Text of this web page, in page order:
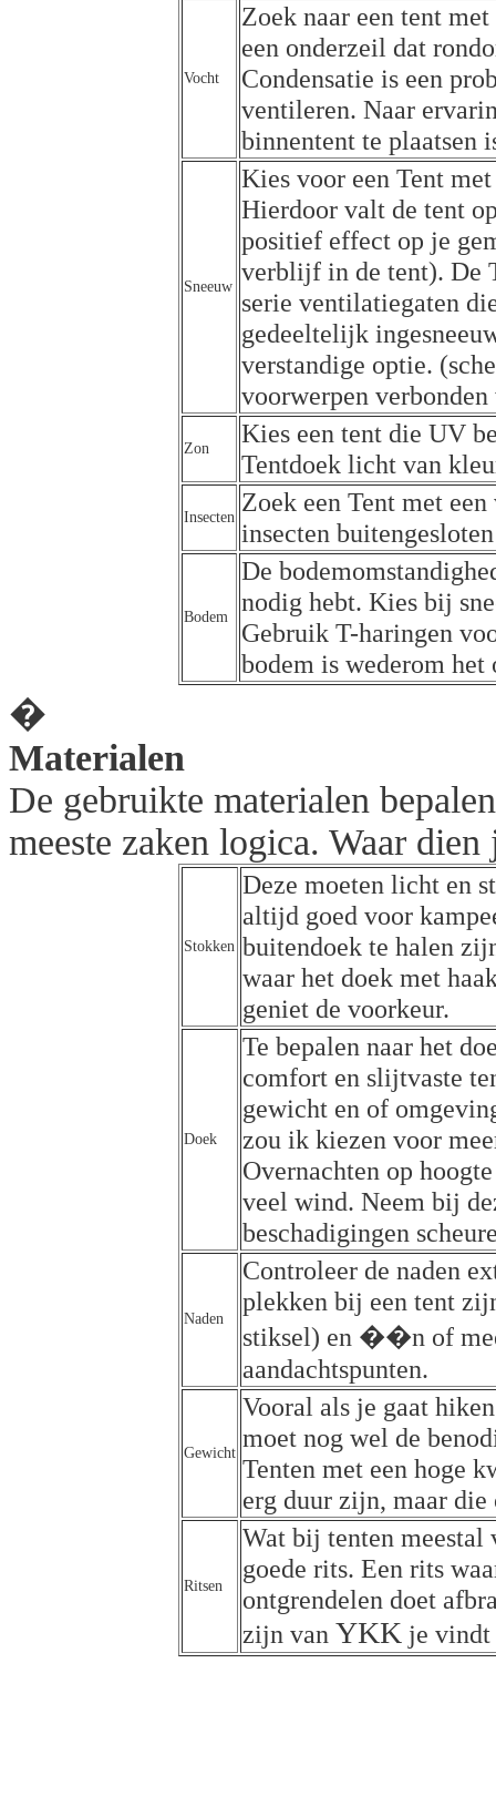
Vocht
Zoek naar een tent
een onderzeil dat
Condensatie is een
ventileren. Naar
binnentent te plaatsen
Sneeuw
Kies voor een Tent
Hierdoor valt de tent
positief effect op je
verblijf in de tent). De
serie ventilatiegaten
gedeeltelijk
verstandige optie.
voorwerpen
Zon
Kies een tent die UV
Tentdoek licht van
Insecten
Zoek een Tent met
insecten
Bodem
De
nodig hebt. Kies bij
Gebruik T-haringen
bodem is wederom het
�
Materialen
De gebruikte materialen
meeste zaken logica. Waar
Stokken
Deze moeten licht en
altijd goed voor
buitendoek te halen
waar het doek met
geniet de voorkeur.
Doek
Te bepalen naar het
comfort en slijtvaste
gewicht en of
zou ik kiezen voor
Overnachten op
veel wind. Neem bij
beschadigingen
Naden
Controleer de naden
plekken bij een tent
stiksel) en ��n of
aandachtspunten.
Gewicht
Vooral als je gaat
moet nog wel de
Tenten met een hoge
erg duur zijn, maar die
Ritsen
Wat bij tenten meestal
goede rits. Een rits
ontgrendelen doet
zijn van YKK je vindt